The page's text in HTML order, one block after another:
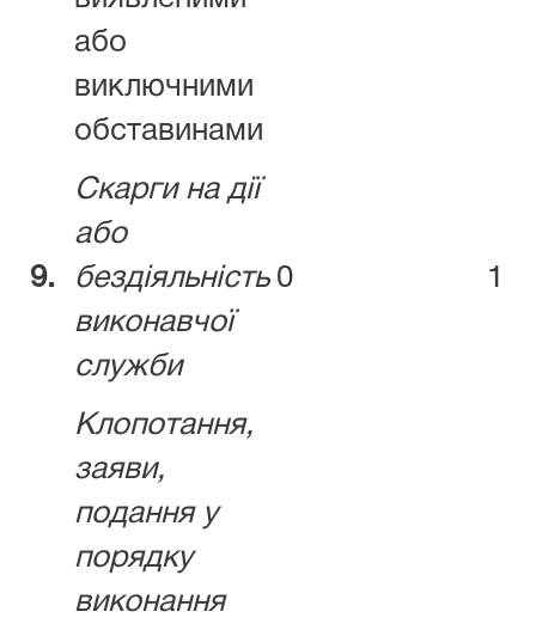
або
виключними
обставинами
9.
Скарги на дії
або
бездіяльність
виконавчої
служби
0 1
Клопотання,
заяви,
подання у
порядку
виконання